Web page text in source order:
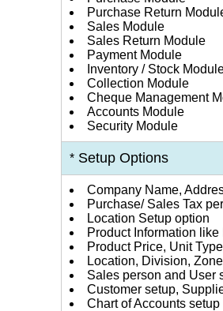
Purchase Return
Sales Module
Sales Return Module
Payment Module
Inventory / Stock
Collection Module
Cheque Management
Accounts Module
Security Module
* Setup Options
Company Name,
Purchase/ Sales Tax
Location Setup option
Product Information
Product Price, Unit
Location, Division,
Sales person and User
Customer setup,
Chart of Accounts setup